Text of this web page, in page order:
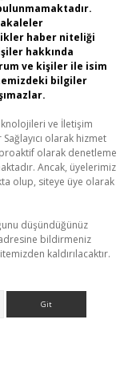
haber niteliği
hakkında
ve kişiler ile isim
bilgiler
ve İletişim
olarak hizmet
olarak denetleme
Ancak, üyelerimiz
olup, siteye üye olarak
düşündüğünüz
bildirmeniz
kaldırılacaktır.